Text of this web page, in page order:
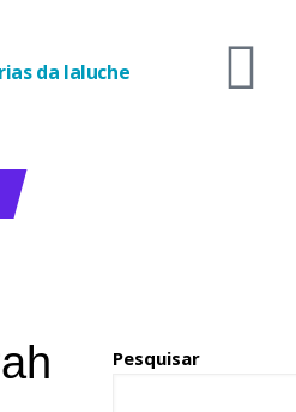
da laluche
Pesquisar